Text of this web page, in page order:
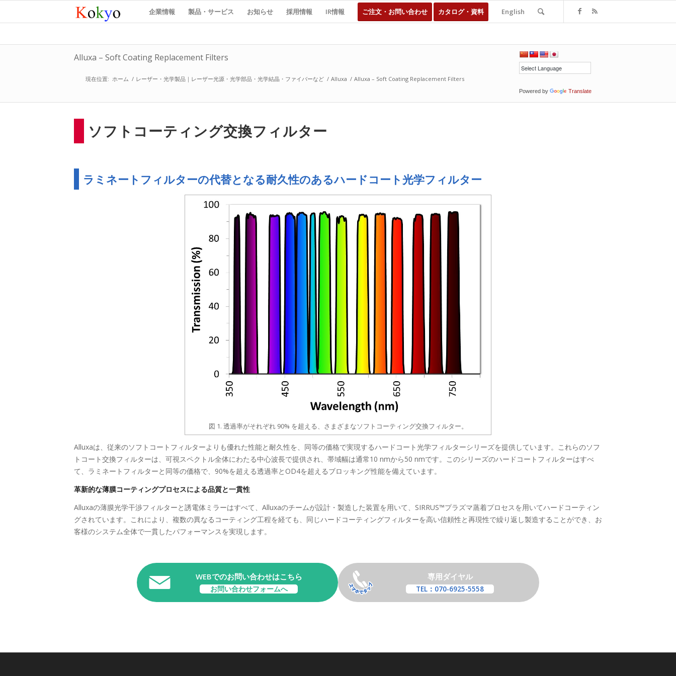
企業情報 製品・サービス お知らせ 採用情報 IR情報 ご注文・お問い合わせ カタログ・資料 English
Alluxa – Soft Coating Replacement Filters
Powered by Translate
現在位置: ホーム / レーザー・光学製品｜レーザー光源・光学部品・光学結晶・ファイバーなど / Alluxa / Alluxa – Soft Coating Replacement Filters
ソフトコーティング交換フィルター
ラミネートフィルターの代替となる耐久性のあるハードコート光学フィルター
図 1. 透過率がそれぞれ 90% を超える、さまざまなソフトコーティング交換フィルター。
Alluxaは、従来のソフトコートフィルターよりも優れた性能と耐久性を、同等の価格で実現するハードコート光学フィルターシリーズを提供しています。これらのソフ
トコート交換フィルターは、可視スペクトル全体にわたる中心波長で提供され、帯域幅は通常10 nmから50 nmです。このシリーズのハードコートフィルターはすべ
て、ラミネートフィルターと同等の価格で、90%を超える透過率とOD4を超えるブロッキング性能を備えています。
革新的な薄膜コーティングプロセスによる品質と一貫性
Alluxaの薄膜光学干渉フィルターと誘電体ミラーはすべて、Alluxaのチームが設計・製造した装置を用いて、SIRRUS™プラズマ蒸着プロセスを用いてハードコーティン
グされています。これにより、複数の異なるコーティング工程を経ても、同じハードコーティングフィルターを高い信頼性と再現性で繰り返し製造することができ、お
客様のシステム全体で一貫したパフォーマンスを実現します。
WEBでのお問い合わせはこちら
お問い合わせフォームへ
専用ダイヤル
TEL：070-6925-5558